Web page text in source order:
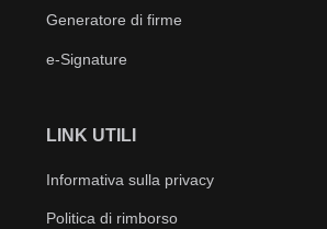
Generatore di firme
e-Signature
LINK UTILI
Informativa sulla privacy
Politica di rimborso